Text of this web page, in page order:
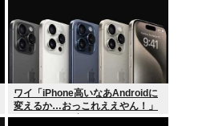
ワイ「iPhone高いなあAndroidに
変えるか…おっこれええやん！」
→iPhoneより高い